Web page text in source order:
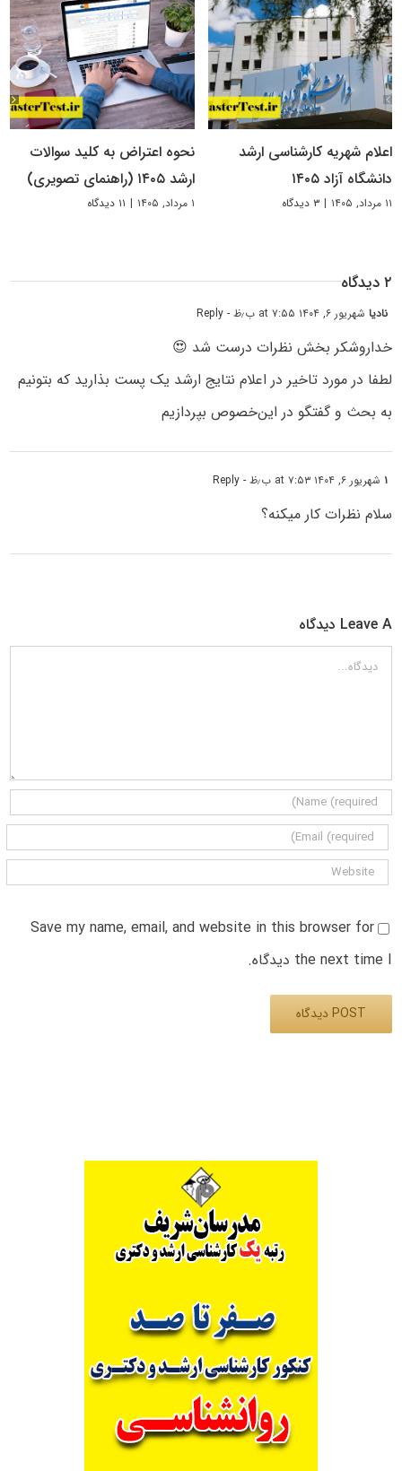
اعلام شهریه کارشناسی ارشد
دانشگاه آزاد ۱۴۰۵
۱۱ مرداد, ۱۴۰۵ | ۳ دیدگاه
نحوه اعتراض به کلید سوالات
ارشد ۱۴۰۵ (راهنمای تصویری)
۱ مرداد, ۱۴۰۵ | ۱۱ دیدگاه
۲ دیدگاه
نادیاشهریور ۶, ۱۴۰۴ at ۷:۵۵ ب٫ظ - Reply
خداروشکر بخش نظرات درست شد 😍
لطفا در مورد تاخیر در اعلام نتایج ارشد یک پست بذارید که بتونیم
به بحث و گفتگو در این‌خصوص بپردازیم
۱شهریور ۶, ۱۴۰۴ at ۷:۵۳ ب٫ظ - Reply
سلام نظرات کار میکنه؟
Leave A دیدگاه
دیدگاه
Save my name, email, and website in this browser for
the next time I دیدگاه.